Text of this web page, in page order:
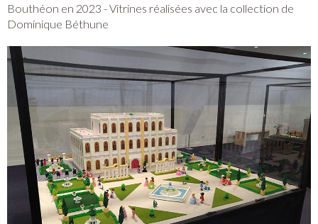
Bouthéon en 2023 - Vitrines réalisées avec la collection de
Dominique Béthune